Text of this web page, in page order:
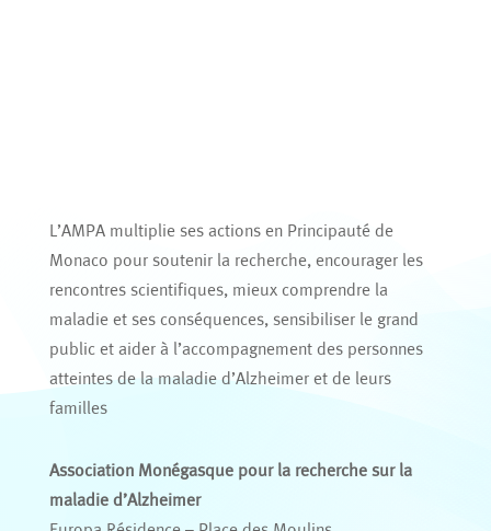
L’AMPA multiplie ses actions en Principauté de
Monaco pour soutenir la recherche, encourager les
rencontres scientifiques, mieux comprendre la
maladie et ses conséquences, sensibiliser le grand
public et aider à l’accompagnement des personnes
atteintes de la maladie d’Alzheimer et de leurs
familles
Association Monégasque pour la recherche sur la
maladie d’Alzheimer